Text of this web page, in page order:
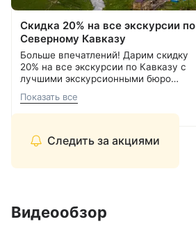
Следить за акциями
Скидка 20% на все экскурсии по
Северному Кавказу
Больше впечатлений! Дарим скидку
20% на все экскурсии по Кавказу с
лучшими экскурсионными бюро
Кавминвод. Более 20 направлений и
самые красивые места России.
Прекрасная возможность сэкономить
Подробнее об акции
С теплом и заботой, Курорт26.ру
Показать все
Видеообзор